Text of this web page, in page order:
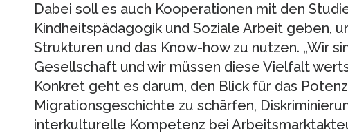
Dabei soll es auch Kooperationen mit den
Kindheitspädagogik und Soziale Arbeit geben,
Strukturen und das Know-how zu nutzen. „Wir
Gesellschaft und wir müssen diese Vielfalt
Konkret geht es darum, den Blick für das
Migrationsgeschichte zu schärfen,
interkulturelle Kompetenz bei